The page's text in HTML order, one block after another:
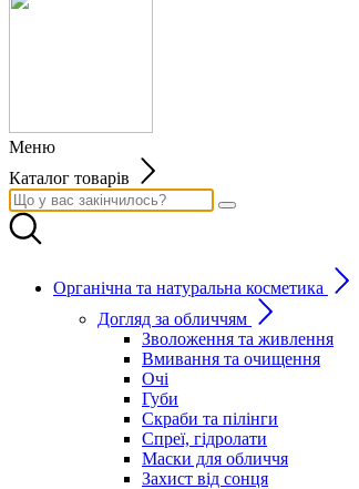
Меню
Каталог товарів
Органічна та натуральна косметика
Догляд за обличчям
Зволоження та живлення
Вмивання та очищення
Очі
Губи
Скраби та пілінги
Спреї, гідролати
Маски для обличчя
Захист від сонця